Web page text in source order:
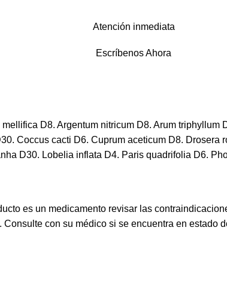
Atención inmediata
Escríbenos Ahora
D8. Argentum nitricum D8. Arum
Coccus cacti D6. Cuprum aceticum D8.
D30. Lobelia inflata D4. Paris quadrifolia D6.
es un medicamento revisar las
con su médico si se encuentra en estado